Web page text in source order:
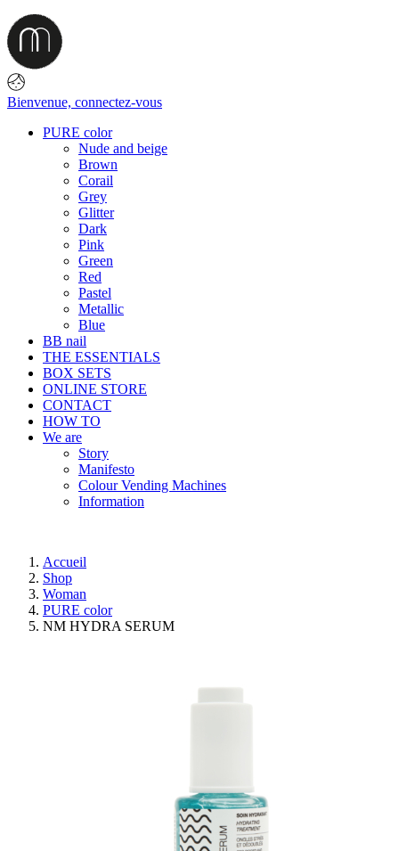
Bienvenue, connectez-vous
PURE color
Nude and beige
Brown
Corail
Grey
Glitter
Dark
Pink
Green
Red
Pastel
Metallic
Blue
BB nail
THE ESSENTIALS
BOX SETS
ONLINE STORE
CONTACT
HOW TO
We are
Story
Manifesto
Colour Vending Machines
Information
Accueil
Shop
Woman
PURE color
NM HYDRA SERUM